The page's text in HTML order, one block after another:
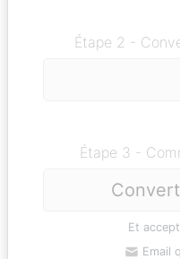
Étape 2 -
Étape 3 -
Et
Email